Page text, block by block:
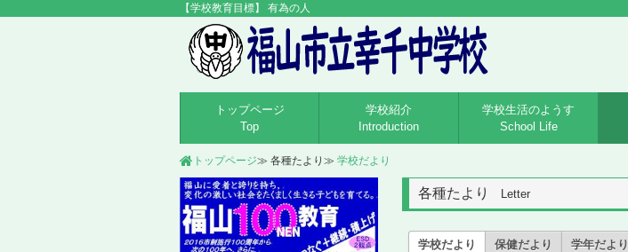
トップページ
Top
学校紹介
Introduction
学校生活のようす
School Life
トップページ 各種たより 学校だより
各種たより Letter
学校だより 保健だより 学年だより